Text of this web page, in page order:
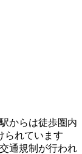
からは徒歩圏内
られています
通規制が行われ